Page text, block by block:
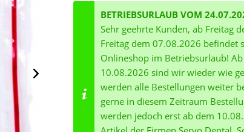
BETRIEBSURLAUB VOM
Sehr geehrte Kunden, ab Freitag
Freitag dem 07.08.2026 befindet
Onlineshop im Betriebsurlaub!
10.08.2026 sind wir wieder wie
werden alle Bestellungen weiter
gerne in diesem Zeitraum
werden jedoch erst ab dem